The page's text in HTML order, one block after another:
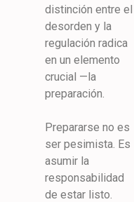
distinción entre el
desorden y la
regulación radica
en un elemento
crucial —la
preparación.
Prepararse no es
ser pesimista. Es
asumir la
responsabilidad
de estar listo.